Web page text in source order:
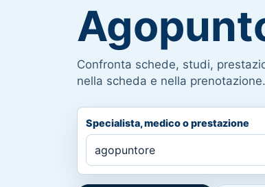
Confronta schede, studi,
nella scheda e nella prenotazione.
Specialista, medico o prestazione